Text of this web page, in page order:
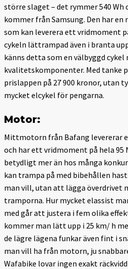
större slaget – det rymmer 540
kommer från Samsung. Den har
som kan leverera ett vridmoment
cykeln lättrampad även i branta
känns detta som en välbyggd cykel
kvalitetskomponenter. Med tanke
prislappen på 27 900 kronor, utan
mycket elcykel för pengarna.
Motor:
Mittmotorn från Bafang levererar
och har ett vridmoment på hela 95
betydligt mer än hos många
kan trampa på med bibehållen
man vill, utan att lägga överdrivet
tramporna. Hur mycket elassist
med går att justera i fem olika
kommer man lätt upp i 25 km/ h
de lägre lägena funkar även fint i
man vill ha från motorn, ju
Wafabike lovar ingen exakt